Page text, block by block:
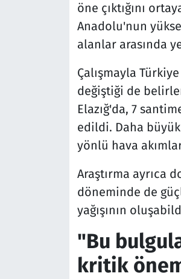
öne çıktığını
Anadolu'nun
alanlar arasında
Çalışmayla
değiştiği de
Elazığ'da, 7
edildi. Daha
yönlü hava
Araştırma ayrıca
döneminde de
yağışının
"Bu
kritik